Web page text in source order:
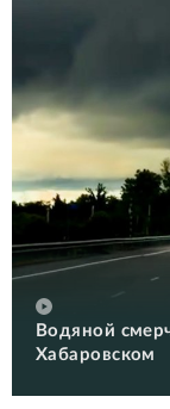
Водяной
Хабаровском